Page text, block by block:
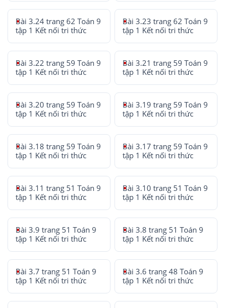
Bài 3.24 trang 62 Toán 9
tập 1 Kết nối tri thức
Bài 3.23 trang 62 Toán 9
tập 1 Kết nối tri thức
Bài 3.22 trang 59 Toán 9
tập 1 Kết nối tri thức
Bài 3.21 trang 59 Toán 9
tập 1 Kết nối tri thức
Bài 3.20 trang 59 Toán 9
tập 1 Kết nối tri thức
Bài 3.19 trang 59 Toán 9
tập 1 Kết nối tri thức
Bài 3.18 trang 59 Toán 9
tập 1 Kết nối tri thức
Bài 3.17 trang 59 Toán 9
tập 1 Kết nối tri thức
Bài 3.11 trang 51 Toán 9
tập 1 Kết nối tri thức
Bài 3.10 trang 51 Toán 9
tập 1 Kết nối tri thức
Bài 3.9 trang 51 Toán 9
tập 1 Kết nối tri thức
Bài 3.8 trang 51 Toán 9
tập 1 Kết nối tri thức
Bài 3.7 trang 51 Toán 9
tập 1 Kết nối tri thức
Bài 3.6 trang 48 Toán 9
tập 1 Kết nối tri thức